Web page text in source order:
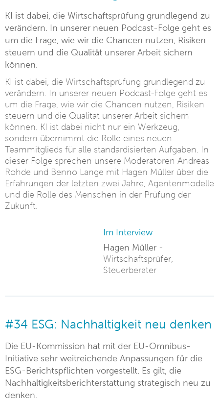
KI ist dabei, die Wirtschaftsprüfung grundlegend zu
verändern. In unserer neuen Podcast-Folge geht es
um die Frage, wie wir die Chancen nutzen, Risiken
steuern und die Qualität unserer Arbeit sichern
können.
KI ist dabei, die Wirtschaftsprüfung grundlegend zu
verändern. In unserer neuen Podcast-Folge geht es
um die Frage, wie wir die Chancen nutzen, Risiken
steuern und die Qualität unserer Arbeit sichern
können. KI ist dabei nicht nur ein Werkzeug,
sondern übernimmt die Rolle eines neuen
Teammitglieds für alle standardisierten Aufgaben. In
dieser Folge sprechen unsere Moderatoren Andreas
Rohde und Benno Lange mit Hagen Müller über die
Erfahrungen der letzten zwei Jahre, Agentenmodelle
und die Rolle des Menschen in der Prüfung der
Zukunft.
Im Interview
Hagen Müller -
Wirtschaftsprüfer,
Steuerberater
#34 ESG: Nachhaltigkeit neu denken
Die EU-Kommission hat mit der EU-Omnibus-
Initiative sehr weitreichende Anpassungen für die
ESG-Berichtspflichten vorgestellt. Es gilt, die
Nachhaltigkeitsberichterstattung strategisch neu zu
denken.